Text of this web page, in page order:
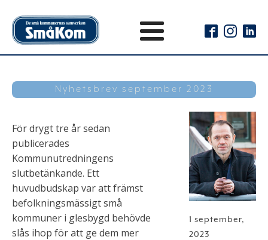
Nyhetsbrev september 2023
För drygt tre år sedan
publicerades
Kommunutredningens
slutbetänkande. Ett
huvudbudskap var att främst
befolkningsmässigt små
kommuner i glesbygd behövde
slås ihop för att ge dem mer
1 september,
2023